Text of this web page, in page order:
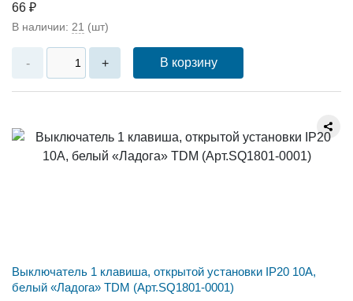
66 ₽
В наличии: 21 (шт)
- + В корзину
Выключатель 1 клавиша, открытой установки IP20 10A,
белый «Ладога» TDM (Арт.SQ1801-0001)